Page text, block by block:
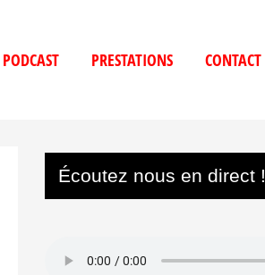
PODCAST PRESTATIONS CONTACT
Écoutez nous en direct !